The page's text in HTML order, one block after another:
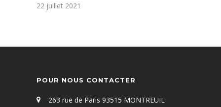
22 juillet 2021
POUR NOUS CONTACTER
263 rue de Paris 93515 MONTREUIL